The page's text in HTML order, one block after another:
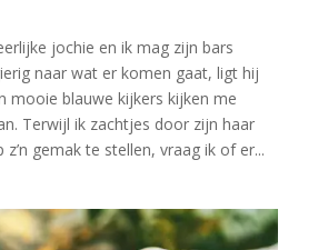
jochie en ik mag zijn bars
naar wat er komen gaat, ligt hij
mooie blauwe kijkers kijken me
Terwijl ik zachtjes door zijn haar
gemak te stellen, vraag ik of er...